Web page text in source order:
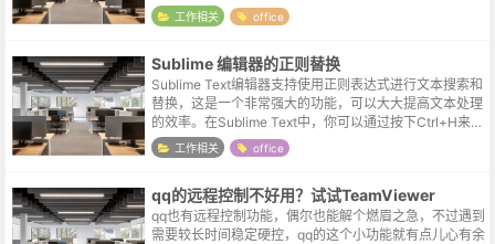
写的格式，记录一下测试流程，方便查询。另外，简单功
能active控件就能够满足要求...
工作相关 office
Sublime 编辑器的正则替换
Sublime Text编辑器支持使用正则表达式进行文本搜索和
替换，这是一个非常强大的功能，可以大大提高文本处理
的效率。在Sublime Text中，你可以通过按下Ctrl+H来打
开替换对话框，并点击对话框中的[.*]按钮来启用正则表...
工作相关 office
qq的远程控制不好用？试试TeamViewer
qq也有远程控制功能，偶尔也能解个燃眉之急，不过遇到
需要较长时间稳定硬控，qq的这个小功能就有点儿心有余